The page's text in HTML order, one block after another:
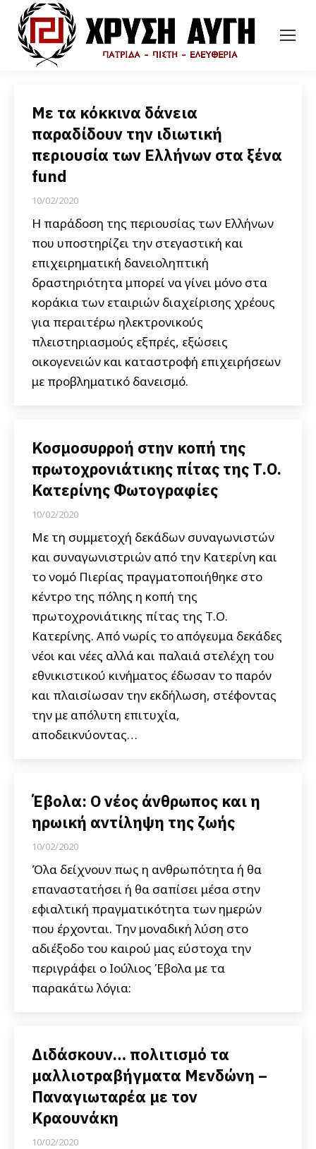
Με τα κόκκινα δάνεια
παραδίδουν την ιδιωτική
περιουσία των Ελλήνων στα ξένα
fund
10/02/2020
Η παράδοση της περιουσίας των Ελλήνων
που υποστηρίζει την στεγαστική και
επιχειρηματική δανειοληπτική
δραστηριότητα μπορεί να γίνει μόνο στα
κοράκια των εταιριών διαχείρισης χρέους
για περαιτέρω ηλεκτρονικούς
πλειστηριασμούς εξπρές, εξώσεις
οικογενειών και καταστροφή επιχειρήσεων
με προβληματικό δανεισμό.
Κοσμοσυρροή στην κοπή της
πρωτοχρονιάτικης πίτας της Τ.Ο.
Κατερίνης Φωτογραφίες
10/02/2020
Με τη συμμετοχή δεκάδων συναγωνιστών
και συναγωνιστριών από την Κατερίνη και
το νομό Πιερίας πραγματοποιήθηκε στο
κέντρο της πόλης η κοπή της
πρωτοχρονιάτικης πίτας της Τ.Ο.
Κατερίνης. Από νωρίς το απόγευμα δεκάδες
νέοι και νέες αλλά και παλαιά στελέχη του
εθνικιστικού κινήματος έδωσαν το παρόν
και πλαισίωσαν την εκδήλωση, στέφοντας
την με απόλυτη επιτυχία,
αποδεικνύοντας…
Έβολα: Ο νέος άνθρωπος και η
ηρωική αντίληψη της ζωής
10/02/2020
Όλα δείχνουν πως η ανθρωπότητα ή θα
επαναστατήσει ή θα σαπίσει μέσα στην
εφιαλτική πραγματικότητα των ημερών
που έρχονται. Την μοναδική λύση στο
αδιέξοδο του καιρού μας εύστοχα την
περιγράφει ο Ιούλιος Έβολα με τα
παρακάτω λόγια:
Διδάσκουν… πολιτισμό τα
μαλλιοτραβήγματα Μενδώνη –
Παναγιωταρέα με τον
Κραουνάκη
10/02/2020